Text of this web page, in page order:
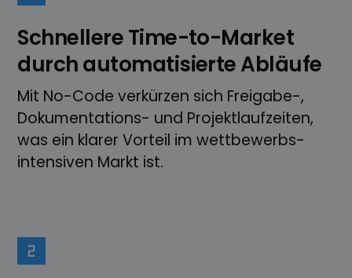
Schnellere Time-to-Market
durch automatisierte Abläufe
Mit No-Code verkürzen sich Freigabe-,
Dokumentations- und Projekt­laufzeiten,
was ein klarer Vorteil im wettbewerbs­­
intensiven Markt ist.